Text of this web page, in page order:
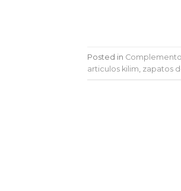
Posted in
articulos kilim zapatos